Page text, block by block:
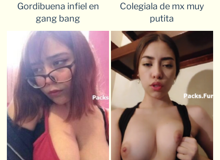
Gordibuena infiel en
gang bang
Colegiala de mx muy
putita